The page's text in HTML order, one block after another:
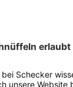
Hunde